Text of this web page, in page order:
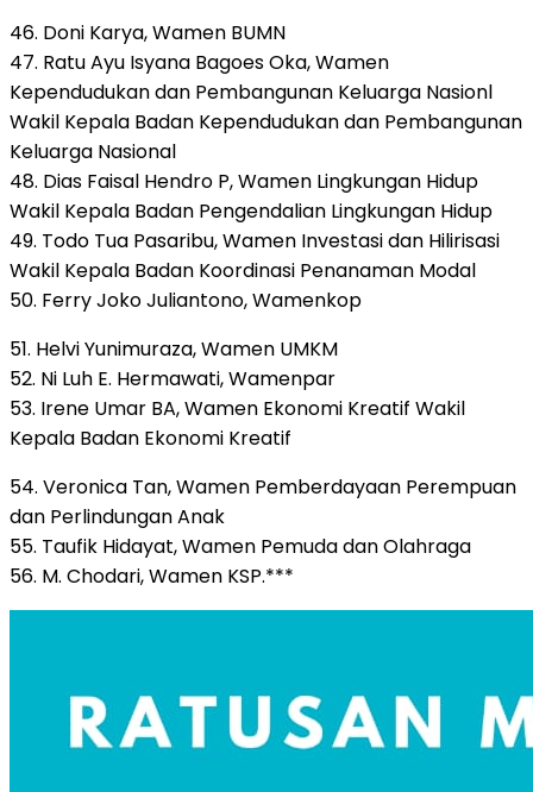
46. Doni Karya, Wamen BUMN
47. Ratu Ayu Isyana Bagoes Oka, Wamen
Kependudukan dan Pembangunan Keluarga Nasionl
Wakil Kepala Badan Kependudukan dan Pembangunan
Keluarga Nasional
48. Dias Faisal Hendro P, Wamen Lingkungan Hidup
Wakil Kepala Badan Pengendalian Lingkungan Hidup
49. Todo Tua Pasaribu, Wamen Investasi dan Hilirisasi
Wakil Kepala Badan Koordinasi Penanaman Modal
50. Ferry Joko Juliantono, Wamenkop
51. Helvi Yunimuraza, Wamen UMKM
52. Ni Luh E. Hermawati, Wamenpar
53. Irene Umar BA, Wamen Ekonomi Kreatif Wakil
Kepala Badan Ekonomi Kreatif
54. Veronica Tan, Wamen Pemberdayaan Perempuan
dan Perlindungan Anak
55. Taufik Hidayat, Wamen Pemuda dan Olahraga
56. M. Chodari, Wamen KSP.***